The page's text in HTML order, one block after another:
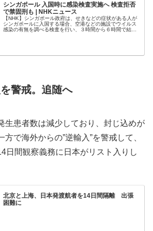
シンガポール 入国時に感染検査実施へ 検査拒否
で禁固刑も | NHKニュース
【NHK】シンガポール政府は、せきなどの症状がある人が
シンガポールに入国する場合、空港などの施設でウイルス
感染の有無を調べる検査を行い、３時間から６時間で結果
警戒。追随へ
生患者数は減少しており、封じ込めが
で海外からの”逆輸入”を警戒して、
日間観察義務に日本がリスト入りし
北京と上海、日本発渡航者を14日間隔離 出張
困難に